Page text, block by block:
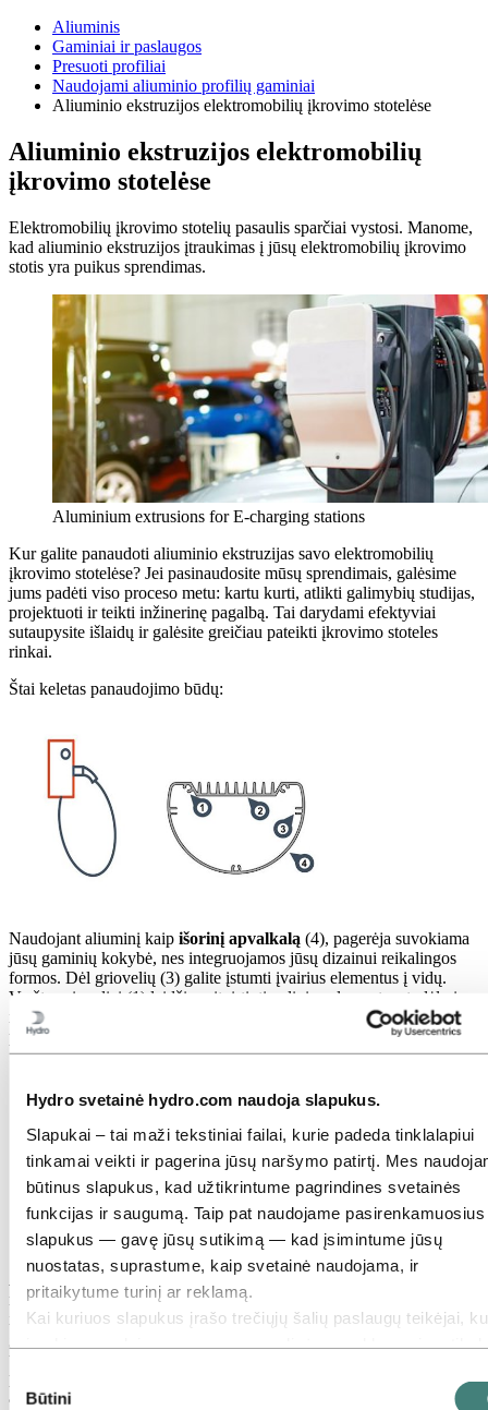
Hydro svetainė hydro.com naudoja slapukus.
Slapukai – tai maži tekstiniai failai, kurie padeda tinklalapiui
tinkamai veikti ir pagerina jūsų naršymo patirtį. Mes
būtinus slapukus, kad užtikrintume pagrindines svetainės
funkcijas ir saugumą. Taip pat naudojame pasirenkamuosius
slapukus — gavę jūsų sutikimą — kad įsimintume jūsų
nuostatas, suprastume, kaip svetainė naudojama, ir
pritaikytume turinį ar reklamą.
Kai kuriuos slapukus įrašo trečiųjų šalių paslaugų teikėjai,
naudojantis mūsų svetaine, su kita informacija, kurią joms
Sutikimo
pasirinkimas
Būtini
Aliuminis
Gaminiai ir paslaugos
Presuoti profiliai
Naudojami aliuminio profilių gaminiai
Aliuminio ekstruzijos elektromobilių įkrovimo stotelėse
Aliuminio ekstruzijos elektromobilių
įkrovimo stotelėse
Elektromobilių įkrovimo stotelių pasaulis sparčiai vystosi. Manome,
kad aliuminio ekstruzijos įtraukimas į jūsų elektromobilių įkrovimo
stotis yra puikus sprendimas.
Aluminium extrusions for E-charging stations
Kur galite panaudoti aliuminio ekstruzijas savo elektromobilių
įkrovimo stotelėse? Jei pasinaudosite mūsų sprendimais, galėsime
jums padėti viso proceso metu: kartu kurti, atlikti galimybių studijas,
projektuoti ir teikti inžinerinę pagalbą. Tai darydami efektyviai
sutaupysite išlaidų ir galėsite greičiau pateikti įkrovimo stoteles
rinkai.
Štai keletas panaudojimo būdų:
Naudojant aliuminį kaip išorinį apvalkalą (4), pagerėja suvokiama
jūsų gaminių kokybė, nes integruojamos jūsų dizainui reikalingos
formos. Dėl griovelių (3) galite įstumti įvairius elementus į vidų.
Varžtų grioveliai (1) leidžia pritvirtinti galinius elementus, todėl visas
įrenginys bus nepasiekiamas ir atsparus vandeniui. Jei reikia, į
profilio dalį galima integruoti šilumos aušintuvą(2).
Atraminėms kojoms
(įkrovimo stotelei arba sustiprintam lizdui)
naudojama aliuminio ekstruzija suteikia naujų funkcijų bei užtikrina
ilgalaikį sprendimą. Padarę H formos profilį (3), jūsų montuotojai
uždaryta dengiamuoju profiliu (2).Varžtų grioveliuose pritvirtinama
plokštė. Varžtų grioveliai (4) naudojami galiniam gaubtui ir
atraminėms kojoms pritvirtinti. Toks dizainas suteikia lyg pastatyto